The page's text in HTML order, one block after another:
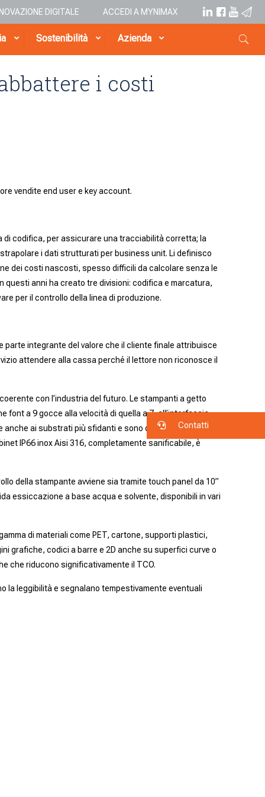
DIGITALE ACCEDI A MYNIMAX
Sostenibilità Azienda
i costi
vendite end user e key account.
di codifica, per assicurare una tracciabilità corretta; la
i dati strutturati per business unit. Li definisco
dei costi nascosti, spesso difficili da calcolare senza le
anni ha creato tre divisioni: codifica e marcatura,
per il controllo della linea di produzione.
integrante del valore che il cliente finale attribuisce
attendere alla cassa perché il lettore non riconosce il
con l’industria del futuro. Le stampanti a getto
font a 9 gocce alla velocità di quella a 7, all’interfaccia
ai substrati più sfidanti e sono disponibili in diversi
IP66 inox Aisi 316, completamente sanificabile, è
della stampante avviene sia tramite touch panel da 10”
essiccazione a base acqua e solvente, disponibili in vari
di materiali come PET, cartone, supporti plastici,
grafiche, codici a barre e 2D anche su superfici curve o
che riducono significativamente il TCO.
la leggibilità e segnalano tempestivamente eventuali
Contatti